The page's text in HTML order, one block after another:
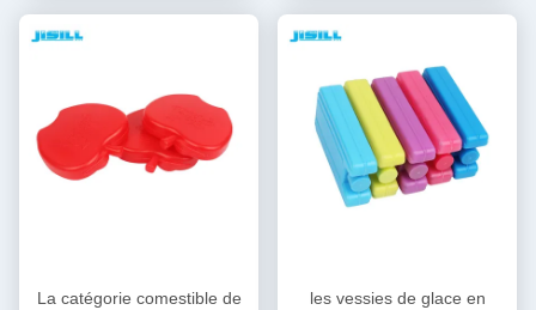
transparent
portables et réutilisables
pour le camping, la pêche et
plus encore.
La catégorie comestible de
les vessies de glace en